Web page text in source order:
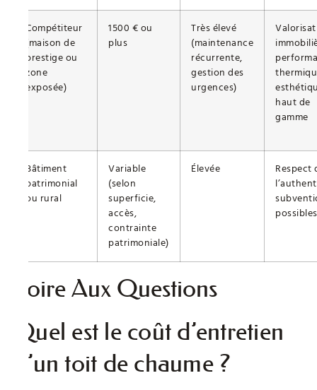
Compétiteur
(maison de
prestige ou
zone
exposée)
1500 € ou
plus
Très élevé
(maintenance
récurrente,
gestion des
urgences)
haut de
gamme
Bâtiment
patrimonial
ou rural
Variable
(selon
superficie,
accès,
contrainte
patrimoniale)
Élevée
Respect
possibles
Foire Aux Questions
Quel est le coût d’entretien
d’un toit de chaume ?